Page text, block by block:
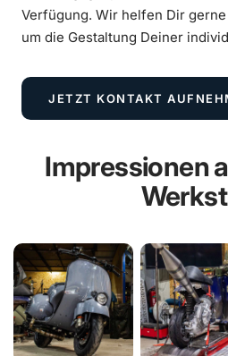
Verfügung. Wir helfen Dir
um die Gestaltung Deiner
JETZT KONTAKT
Impressionen